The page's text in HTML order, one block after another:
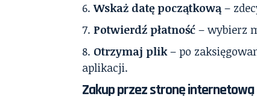
Wskaż datę początkową –
Potwierdź płatność – wybierz
Otrzymaj plik– po
aplikacji.
Zakup przez stronę internetową